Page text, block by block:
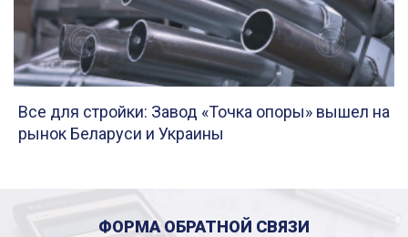
Все для стройки: Завод «Точка опоры» вышел на
рынок Беларуси и Украины
ФОРМА ОБРАТНОЙ СВЯЗИ